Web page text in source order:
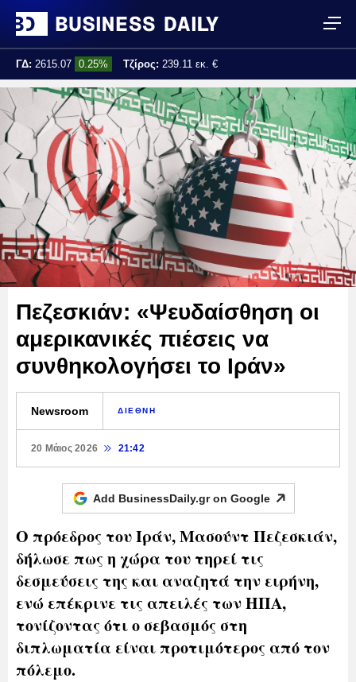
ΓΔ: 2615.07 0.25% Τζίρος: 239.11 εκ. €
Τελ. ενημέρωση: 17:25:01
Πεζεσκιάν: «Ψευδαίσθηση οι
αμερικανικές πιέσεις να
συνθηκολογήσει το Ιράν»
Newsroom ΔΙΕΘΝΗ
20 Μάιος 2026 21:42
Add BusinessDaily.gr on Google
Ο πρόεδρος του Ιράν, Μασούντ Πεζεσκιάν,
δήλωσε πως η χώρα του τηρεί τις
δεσμεύσεις της και αναζητά την ειρήνη,
ενώ επέκρινε τις απειλές των ΗΠΑ,
τονίζοντας ότι ο σεβασμός στη
διπλωματία είναι προτιμότερος από τον
πόλεμο.